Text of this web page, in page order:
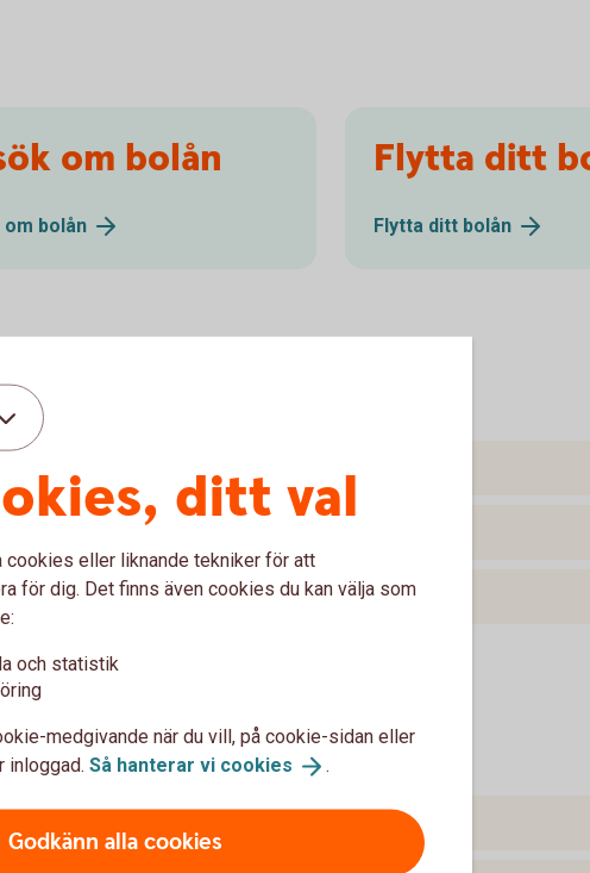
om bolån
om bolån
Flytta ditt
Flytta ditt bolån
ändras? ditt val
cookies eller liknande tekniker för att
för dig. Det finns även cookies du kan välja som
och statistik
medgivande när du vill, på cookie-sidan eller
inloggad. Så hanterar vi cookies .
Godkänn alla cookies